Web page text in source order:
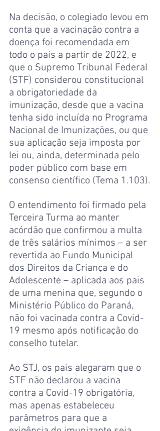
Na decisão, o colegiado levou em
conta que a vacinação contra a
doença foi recomendada em
todo o país a partir de 2022, e
que o Supremo Tribunal Federal
(STF) considerou constitucional
a obrigatoriedade da
imunização, desde que a vacina
tenha sido incluída no Programa
Nacional de Imunizações, ou que
sua aplicação seja imposta por
lei ou, ainda, determinada pelo
poder público com base em
consenso científico (Tema 1.103).
O entendimento foi firmado pela
Terceira Turma ao manter
acórdão que confirmou a multa
de três salários mínimos – a ser
revertida ao Fundo Municipal
dos Direitos da Criança e do
Adolescente – aplicada aos pais
de uma menina que, segundo o
Ministério Público do Paraná,
não foi vacinada contra a Covid-
19 mesmo após notificação do
conselho tutelar.
Ao STJ, os pais alegaram que o
STF não declarou a vacina
contra a Covid-19 obrigatória,
mas apenas estabeleceu
parâmetros para que a